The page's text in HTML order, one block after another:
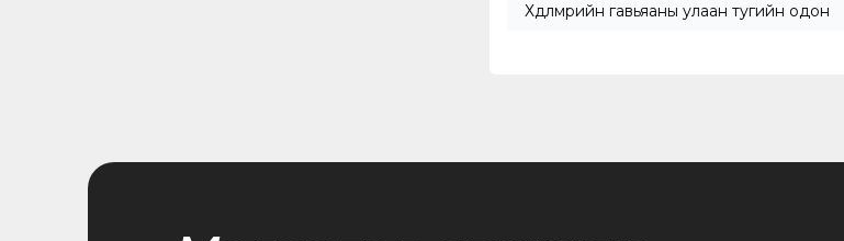
Хөдөлмөрийн гавьяаны улаан тугийн одон